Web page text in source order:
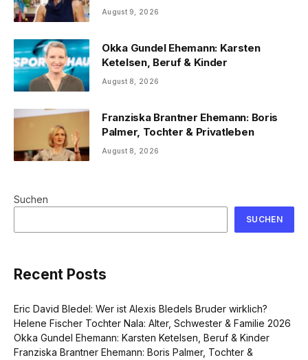
August 9, 2026
Okka Gundel Ehemann: Karsten
Ketelsen, Beruf & Kinder
August 8, 2026
Franziska Brantner Ehemann: Boris
Palmer, Tochter & Privatleben
August 8, 2026
Suchen
SUCHEN
Recent Posts
Eric David Bledel: Wer ist Alexis Bledels Bruder wirklich?
Helene Fischer Tochter Nala: Alter, Schwester & Familie 2026
Okka Gundel Ehemann: Karsten Ketelsen, Beruf & Kinder
Franziska Brantner Ehemann: Boris Palmer, Tochter &